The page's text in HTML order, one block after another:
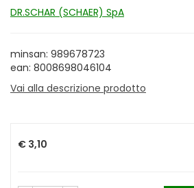
DR.SCHAR (SCHAER) SpA
minsan: 989678723
ean: 8008698046104
Vai alla descrizione prodotto
Prezzo
€ 3,10